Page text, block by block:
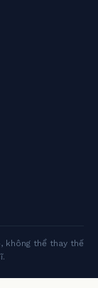
không thể thay thế